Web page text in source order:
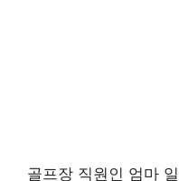
골프장 직원인 엄마